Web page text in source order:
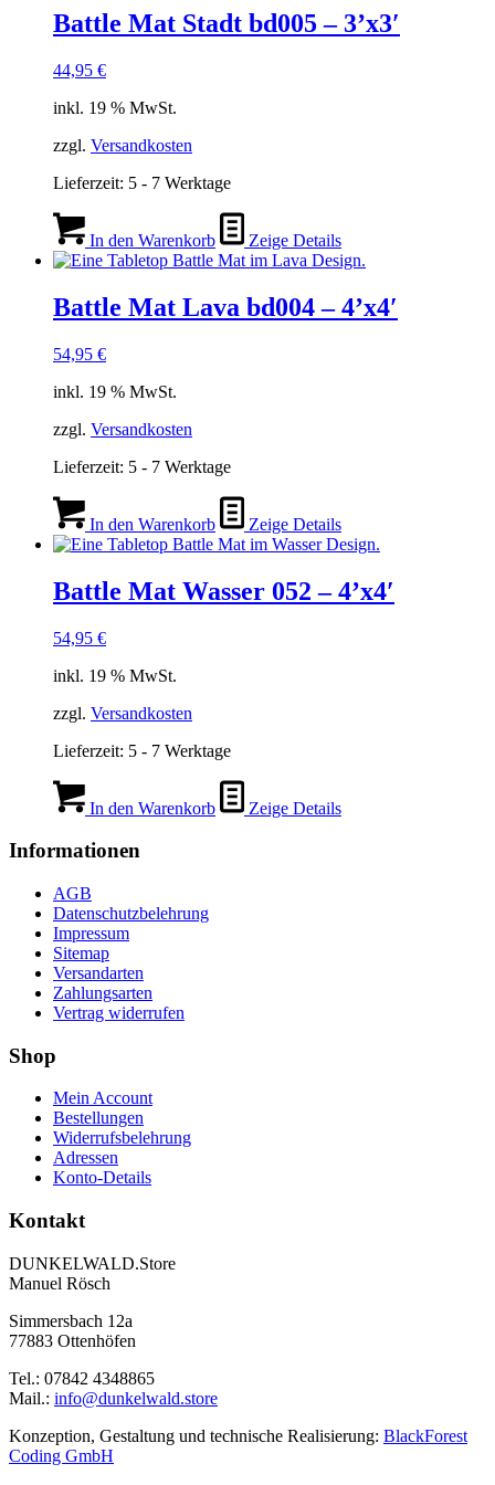
Battle Mat Stadt bd005 – 3’x3′
44,95 €
inkl. 19 % MwSt.
zzgl. Versandkosten
Lieferzeit: 5 - 7 Werktage
In den Warenkorb Zeige Details
Battle Mat Lava bd004 – 4’x4′
54,95 €
inkl. 19 % MwSt.
zzgl. Versandkosten
Lieferzeit: 5 - 7 Werktage
In den Warenkorb Zeige Details
Battle Mat Wasser 052 – 4’x4′
54,95 €
inkl. 19 % MwSt.
zzgl. Versandkosten
Lieferzeit: 5 - 7 Werktage
In den Warenkorb Zeige Details
Informationen
AGB
Datenschutzbelehrung
Impressum
Sitemap
Versandarten
Zahlungsarten
Vertrag widerrufen
Shop
Mein Account
Bestellungen
Widerrufsbelehrung
Adressen
Konto-Details
Kontakt
DUNKELWALD.Store
Manuel Rösch
Simmersbach 12a
77883 Ottenhöfen
Tel.: 07842 4348865
Mail.: info@dunkelwald.store
Konzeption, Gestaltung und technische Realisierung: BlackForest
Coding GmbH